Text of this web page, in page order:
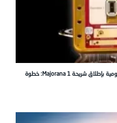
“مايكروسوفت تُحدث ثورة في الحوسبة الكمومية بإطلاق شريحة Majorana 1: خطوة